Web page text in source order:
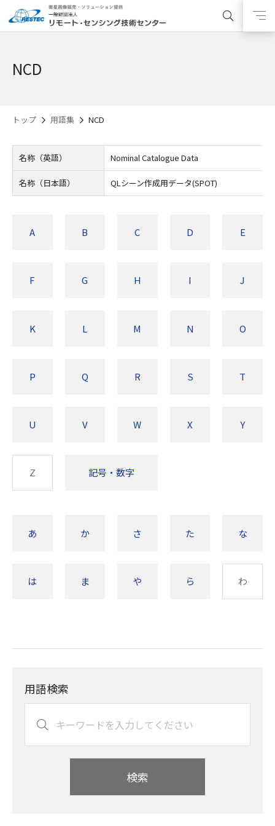
NCD
トップ 用語集 NCD
名称（英語） Nominal Catalogue Data
名称（日本語） QLシーン作成用データ(SPOT)
A B C D E
F G H I J
K L M N O
P Q R S T
U V W X Y
Z 記号・数字
あ か さ た な
は ま や ら わ
用語検索
検索